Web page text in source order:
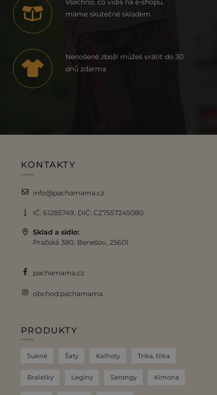
máme skutečně skladem
Nenošené zboží můžeš vrátit do 30
dnů zdarma
KONTAKTY
info@pachamama.cz
IČ: 61285749, DIČ: CZ7557245080
Sklad a sídlo:
Pražská 380, Benešov, 25601
pachamama.cz
obchod.pachamama
PRODUKTY
Sukně Šaty Kalhoty Trika, tílka
Braletky Legíny Sarongy Kimona